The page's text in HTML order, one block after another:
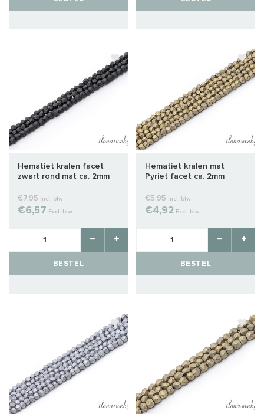
Hematiet kralen facet
zwart rond mat ca. 2mm
€7,95 Incl. btw
€6,57 Excl. btw
BESTEL
Hematiet kralen mat
Pyriet facet ca. 2mm
€5,95 Incl. btw
€4,92 Excl. btw
BESTEL